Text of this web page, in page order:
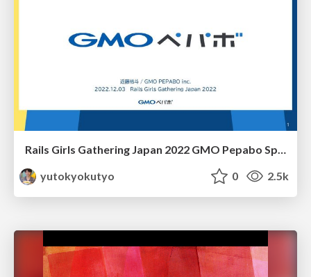
yutokyokutyo
0 2.5k